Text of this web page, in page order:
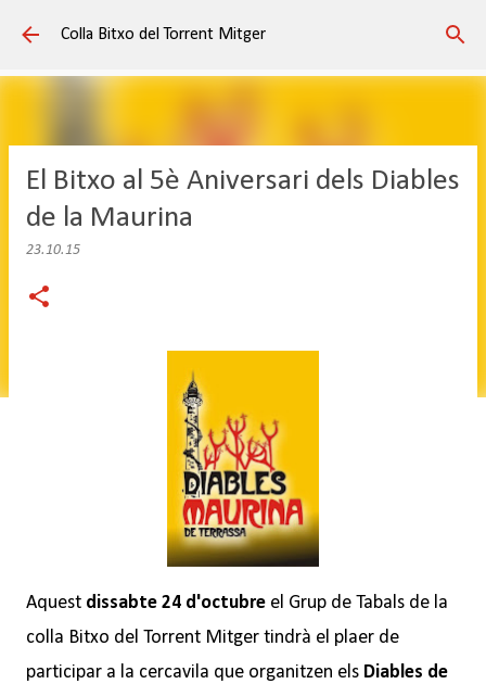
Salta al contingut principal
Colla Bitxo del Torrent Mitger
El Bitxo al 5è Aniversari dels Diables
de la Maurina
23.10.15
Aquest dissabte 24 d'octubre el Grup de Tabals de la
colla Bitxo del Torrent Mitger tindrà el plaer de
participar a la cercavila que organitzen els Diables de